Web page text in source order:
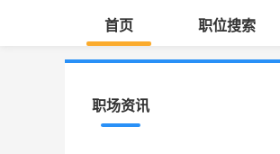
首页 职位搜索
职场资讯